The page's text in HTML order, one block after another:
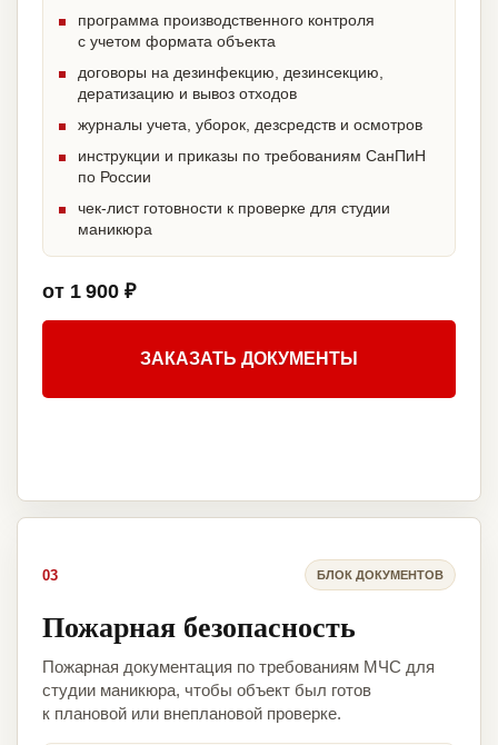
программа производственного контроля
с учетом формата объекта
договоры на дезинфекцию, дезинсекцию,
дератизацию и вывоз отходов
журналы учета, уборок, дезсредств и осмотров
инструкции и приказы по требованиям СанПиН
по России
чек-лист готовности к проверке для студии
маникюра
от 1 900 ₽
ЗАКАЗАТЬ ДОКУМЕНТЫ
03 БЛОК ДОКУМЕНТОВ
Пожарная безопасность
Пожарная документация по требованиям МЧС для
студии маникюра, чтобы объект был готов
к плановой или внеплановой проверке.